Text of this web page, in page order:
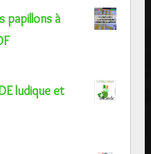
papillons à
ludique et